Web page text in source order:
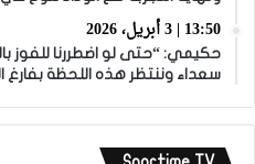
13:50 | 3 أبريل، 2026
حكيمي: “حتى لو اضطررنا للفوز
سعداء وننتظر هذه اللحظة بفارغ